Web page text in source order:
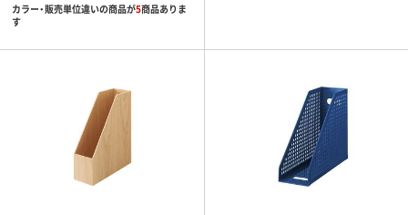
カラー・販売単位違いの商品が5商品ありま
す